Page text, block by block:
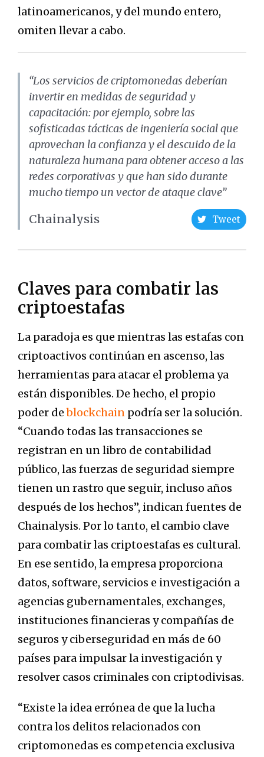
latinoamericanos, y del mundo entero,
omiten llevar a cabo.
“Los servicios de criptomonedas deberían
invertir en medidas de seguridad y
capacitación: por ejemplo, sobre las
sofisticadas tácticas de ingeniería social que
aprovechan la confianza y el descuido de la
naturaleza humana para obtener acceso a las
redes corporativas y que han sido durante
mucho tiempo un vector de ataque clave”
Chainalysis Tweet
Claves para combatir las
criptoestafas
La paradoja es que mientras las estafas con
criptoactivos continúan en ascenso, las
herramientas para atacar el problema ya
están disponibles. De hecho, el propio
poder deblockchain podría ser la solución.
“Cuando todas las transacciones se
registran en un libro de contabilidad
público, las fuerzas de seguridad siempre
tienen un rastro que seguir, incluso años
después de los hechos”, indican fuentes de
Chainalysis. Por lo tanto, el cambio clave
para combatir las criptoestafas es cultural.
En ese sentido, la empresa proporciona
datos, software, servicios e investigación a
agencias gubernamentales, exchanges,
instituciones financieras y compañías de
seguros y ciberseguridad en más de 60
países para impulsar la investigación y
resolver casos criminales con criptodivisas.
“Existe la idea errónea de que la lucha
contra los delitos relacionados con
criptomonedas es competencia exclusiva